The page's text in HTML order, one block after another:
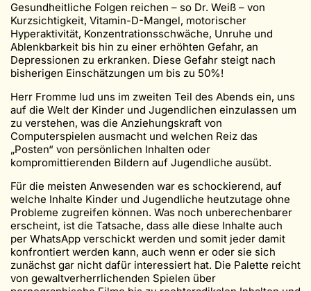
Gesundheitliche Folgen reichen – so Dr. Weiß – von
Kurzsichtigkeit, Vitamin-D-Mangel, motorischer
Hyperaktivität, Konzentrationsschwäche, Unruhe und
Ablenkbarkeit bis hin zu einer erhöhten Gefahr, an
Depressionen zu erkranken. Diese Gefahr steigt nach
bisherigen Einschätzungen um bis zu 50%!
Herr Fromme lud uns im zweiten Teil des Abends ein, uns
auf die Welt der Kinder und Jugendlichen einzulassen um
zu verstehen, was die Anziehungskraft von
Computerspielen ausmacht und welchen Reiz das
„Posten“ von persönlichen Inhalten oder
kompromittierenden Bildern auf Jugendliche ausübt.
Für die meisten Anwesenden war es schockierend, auf
welche Inhalte Kinder und Jugendliche heutzutage ohne
Probleme zugreifen können. Was noch unberechenbarer
erscheint, ist die Tatsache, dass alle diese Inhalte auch
per WhatsApp verschickt werden und somit jeder damit
konfrontiert werden kann, auch wenn er oder sie sich
zunächst gar nicht dafür interessiert hat. Die Palette reicht
von gewaltverherrlichenden Spielen über